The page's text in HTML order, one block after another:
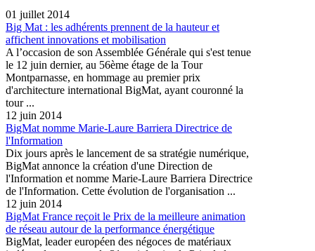
01 juillet 2014
Big Mat : les adhérents prennent de la hauteur et
affichent innovations et mobilisation
A l’occasion de son Assemblée Générale qui s'est tenue
le 12 juin dernier, au 56ème étage de la Tour
Montparnasse, en hommage au premier prix
d'architecture international BigMat, ayant couronné la
tour ...
12 juin 2014
BigMat nomme Marie-Laure Barriera Directrice de
l'Information
Dix jours après le lancement de sa stratégie numérique,
BigMat annonce la création d'une Direction de
l'Information et nomme Marie-Laure Barriera Directrice
de l'Information. Cette évolution de l'organisation ...
12 juin 2014
BigMat France reçoit le Prix de la meilleure animation
de réseau autour de la performance énergétique
BigMat, leader européen des négoces de matériaux